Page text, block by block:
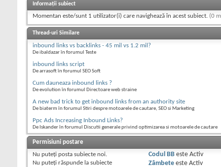
Informații subiect
Momentan este/sunt 1 utilizator(i) care navighează în acest subiect. (0
Thread-uri Similare
inbound links vs backlinks - 45 mil vs 1.2 mil?
De ibaldazar în forumul Teste
inbound links script
De arrasoft în forumul SEO Soft
Cum dauneaza inbound links ?
De evolution în forumul Directoare web straine
A new bad trick to get inbound links from an authority site
De biaterm în forumul Stiri despre motoarele de cautare, SEO si Marketing
Ppc Ads Increasing Inbound Links?
De Iskander în forumul Discutii generale privind optimizarea si motoarele de cautare
Permisiuni postare
Nu puteţi posta subiecte noi.
Nu puteţi răspunde la subiecte
Codul BBeste Activ
Zâmbeteeste Activ